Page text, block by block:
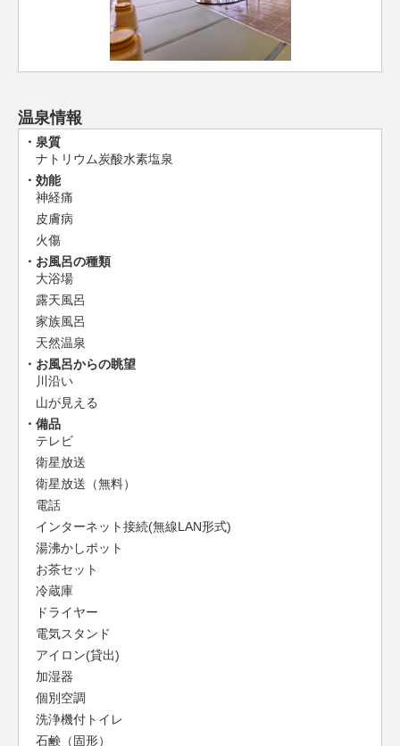
温泉情報
泉質
ナトリウム炭酸水素塩泉
効能
神経痛
皮膚病
火傷
お風呂の種類
大浴場
露天風呂
家族風呂
天然温泉
お風呂からの眺望
川沿い
山が見える
備品
テレビ
衛星放送
衛星放送（無料）
電話
インターネット接続(無線LAN形式)
湯沸かしポット
お茶セット
冷蔵庫
ドライヤー
電気スタンド
アイロン(貸出)
加湿器
個別空調
洗浄機付トイレ
石鹸（固形）